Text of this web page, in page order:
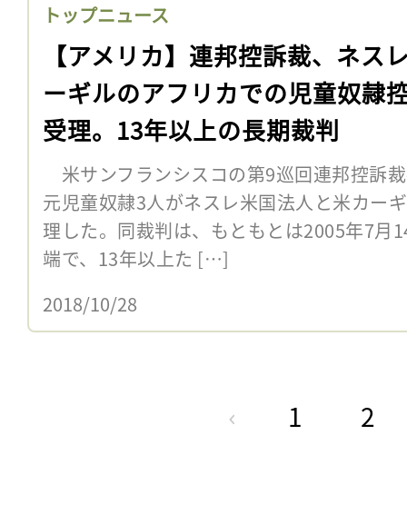
トップニュース
【アメリカ】連邦控訴裁、ネス
ーギルのアフリカでの児童奴隷
受理。13年以上の長期裁判
米サンフランシスコの第9巡回連邦控訴
元児童奴隷3人がネスレ米国法人と米カー
理した。同裁判は、もともとは2005年7月
端で、13年以上た […]
2018/10/28
1 2